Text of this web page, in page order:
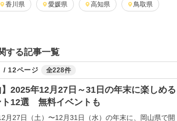
香川県 愛媛県 高知県 鳥取県
する記事一覧
/ 12ページ 全228件
】2025年12月27日～31日の年末に楽しめる
ト12選 無料イベントも
月27日（土）〜12月31日（水）の年末に、岡山県で開